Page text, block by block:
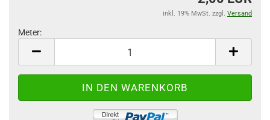
inkl. 19% MwSt. zzgl. Versand
Meter: